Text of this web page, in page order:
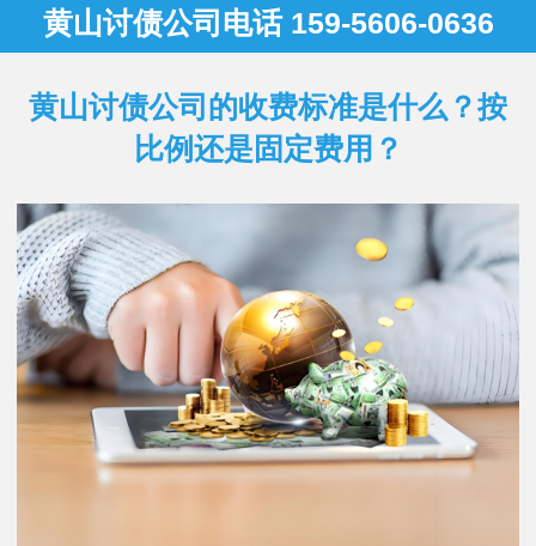
黄山讨债公司电话 159-5606-0636
黄山讨债公司的收费标准是什么？按
比例还是固定费用？